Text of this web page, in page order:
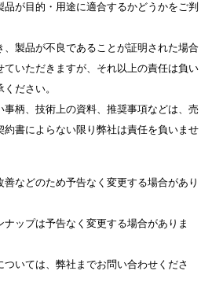
が目的・用途に適合するかどうかをご判
製品が不良であることが証明された場合
ていただきますが、それ以上の責任は負い
ださい。
柄、技術上の資料、推奨事項などは、売
約書によらない限り弊社は責任を負いませ
などのため予告なく変更する場合があり
ップは予告なく変更する場合がありま
いては、弊社までお問い合わせくださ